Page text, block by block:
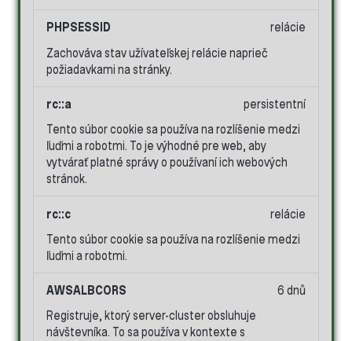
PHPSESSID
Zachováva stav užívateľskej relácie naprieč
požiadavkami na stránky.
relácie
rc::a
Tento súbor cookie sa používa na rozlíšenie medzi
ľuďmi a robotmi. To je výhodné pre web, aby
vytvárať platné správy o používaní ich webových
stránok.
persistentní
rc::c
Tento súbor cookie sa používa na rozlíšenie medzi
ľuďmi a robotmi.
relácie
AWSALBCORS
Registruje, ktorý server-cluster obsluhuje
návštevníka. To sa používa v kontexte s
6 dnů